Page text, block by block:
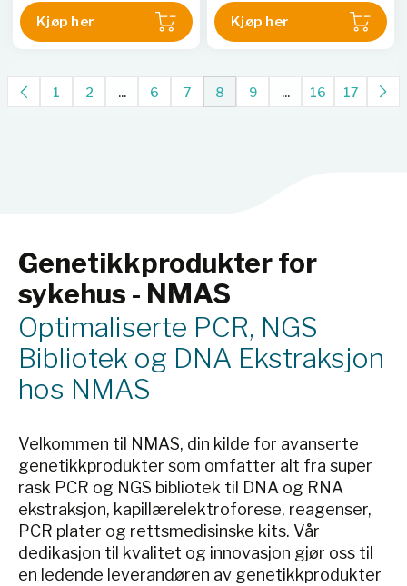
Kjøp her Kjøp her
1 2 ... 6 7 8 9 ... 16 17
Genetikkprodukter for
sykehus - NMAS
Optimaliserte PCR, NGS
Bibliotek og DNA Ekstraksjon
hos NMAS
Velkommen til NMAS, din kilde for avanserte
genetikkprodukter som omfatter alt fra super
rask PCR og NGS bibliotek til DNA og RNA
ekstraksjon, kapillærelektroforese, reagenser,
PCR plater og rettsmedisinske kits. Vår
dedikasjon til kvalitet og innovasjon gjør oss til
en ledende leverandøren av genetikkprodukter